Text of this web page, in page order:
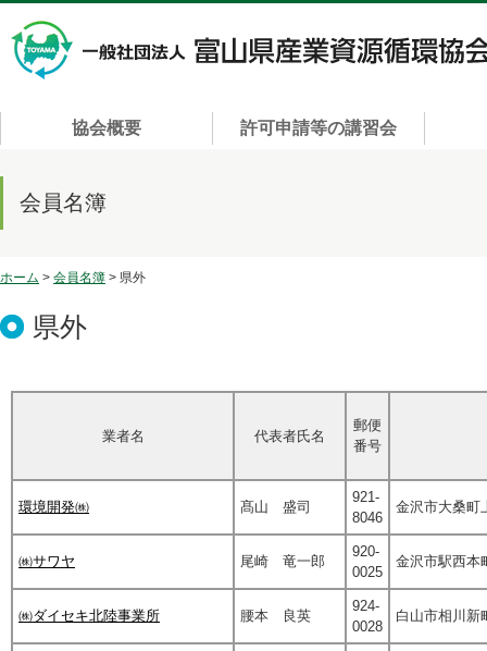
協会概要 許可申請等の講習会
会員名簿
ホーム > 会員名簿 > 県外
県外
業者名 代表者氏名
郵便
番号
環境開発㈱ 髙山 盛司
921-
8046
金沢市大桑町
㈱サワヤ 尾崎 竜一郎
920-
0025
金沢市駅西本
㈱ダイセキ北陸事業所 腰本 良英
924-
0028
白山市相川新